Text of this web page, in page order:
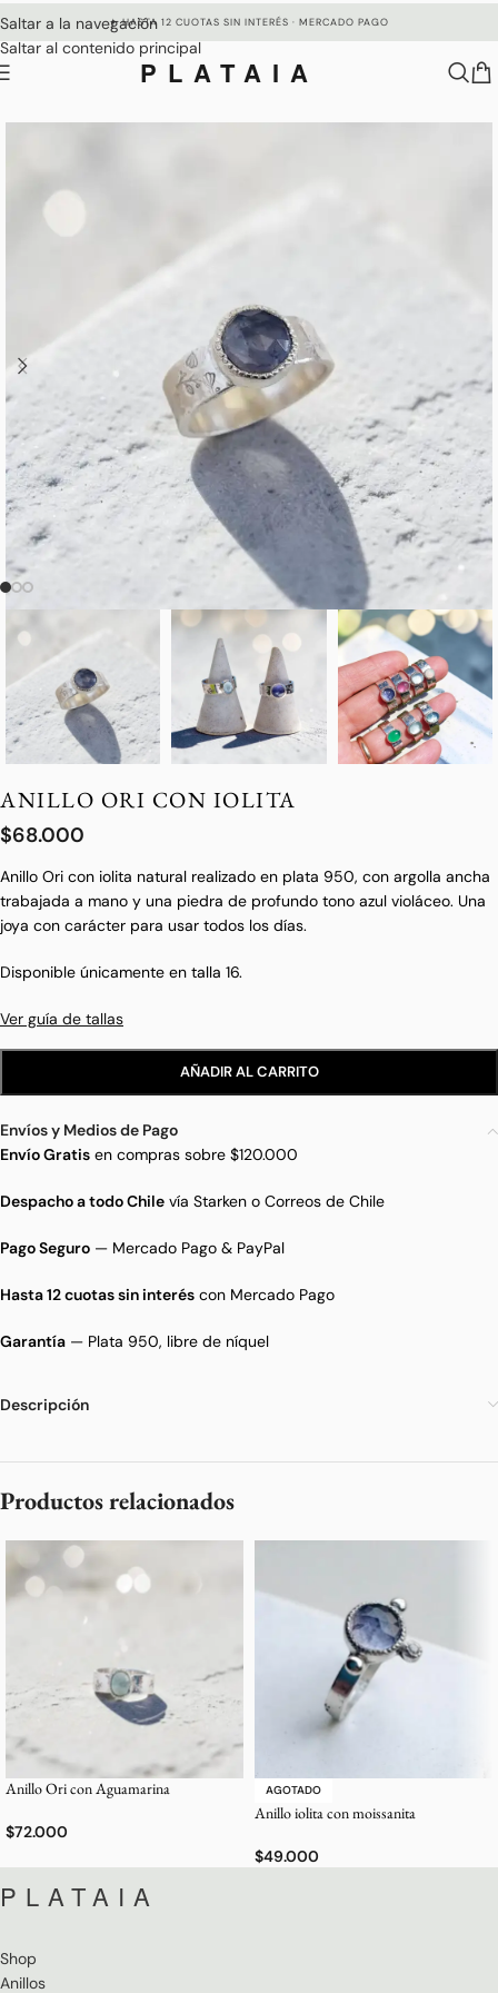
Saltar a la navegación
Saltar al contenido principal
✦ HASTA 12 CUOTAS SIN INTERÉS · MERCADO PAGO
PLATAIA
ANILLO ORI CON IOLITA
$68.000
Anillo Ori con iolita natural realizado en plata 950, con argolla ancha
trabajada a mano y una piedra de profundo tono azul violáceo. Una
joya con carácter para usar todos los días.
Disponible únicamente en talla 16.
Ver guía de tallas
AÑADIR AL CARRITO
Envíos y Medios de Pago
Envío Gratis en compras sobre $120.000
Despacho a todo Chile vía Starken o Correos de Chile
Pago Seguro — Mercado Pago & PayPal
Hasta 12 cuotas sin interés con Mercado Pago
Garantía — Plata 950, libre de níquel
Descripción
Productos relacionados
Anillo Ori con Aguamarina
$72.000
AGOTADO
Anillo iolita con moissanita
$49.000
PLATAIA
Shop
Anillos